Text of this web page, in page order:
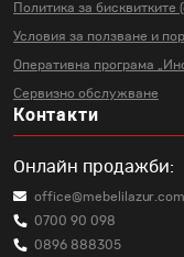
Политика за бисквитките
Условия за ползване и
Оперативна програма
Сервизно обслужване
Контакти
Онлайн продажби:
office@mebelilazur.com
0700 90 098
0896 888305